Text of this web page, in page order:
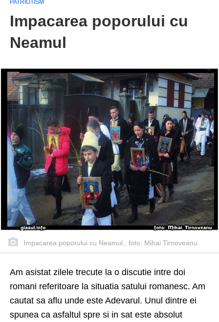
PATRIOTISM
Impacarea poporului cu
Neamul
Impacarea poporului cu Neamul., foto: Mihai Tirnoveanu
Am asistat zilele trecute la o discutie intre doi
romani referitoare la situatia satului romanesc. Am
cautat sa aflu unde este Adevarul. Unul dintre ei
spunea ca asfaltul spre si in sat este absolut